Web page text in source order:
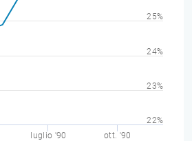
luglio '90 ott. '90
22%
23%
24%
25%